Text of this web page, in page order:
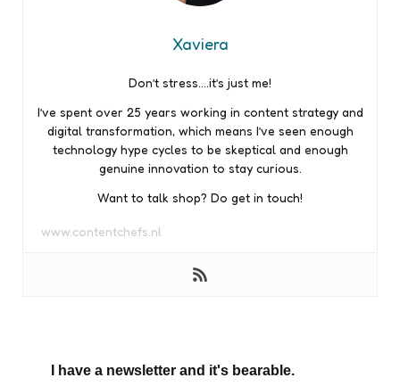
Xaviera
Don’t stress….it’s just me!
I’ve spent over 25 years working in content strategy and
digital transformation, which means I’ve seen enough
technology hype cycles to be skeptical and enough
genuine innovation to stay curious.
Want to talk shop? Do get in touch!
www.contentchefs.nl
I have a newsletter and it's bearable.